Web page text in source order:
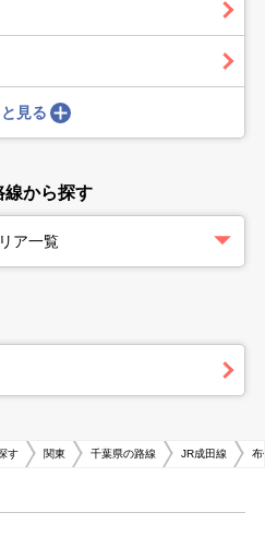
見る
線から探す
ア一覧
す 関東 千葉県の路線 JR成田線 布